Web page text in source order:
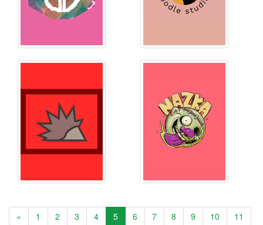
« 1 2 3 4 5 6 7 8 9 10
11